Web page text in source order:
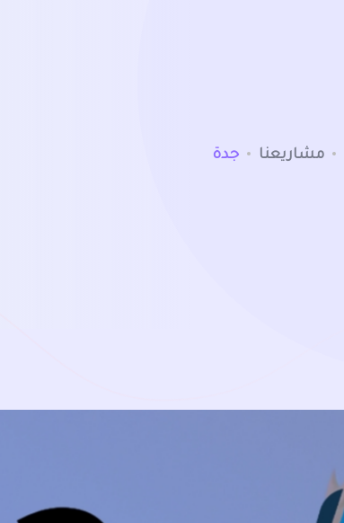
مشاريعنا جدة